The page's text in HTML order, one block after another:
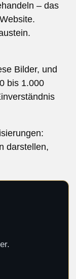
– das
Bilder, und
bis 1.000
darstellen,